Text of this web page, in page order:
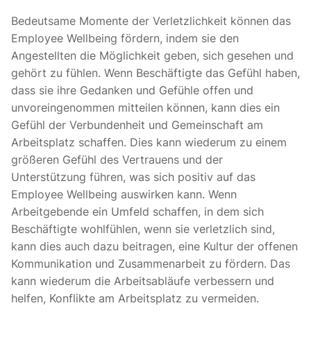
Bedeutsame Momente der Verletzlichkeit können das
Employee Wellbeing fördern, indem sie den
Angestellten die Möglichkeit geben, sich gesehen und
gehört zu fühlen. Wenn Beschäftigte das Gefühl haben,
dass sie ihre Gedanken und Gefühle offen und
unvoreingenommen mitteilen können, kann dies ein
Gefühl der Verbundenheit und Gemeinschaft am
Arbeitsplatz schaffen. Dies kann wiederum zu einem
größeren Gefühl des Vertrauens und der
Unterstützung führen, was sich positiv auf das
Employee Wellbeing auswirken kann. Wenn
Arbeitgebende ein Umfeld schaffen, in dem sich
Beschäftigte wohlfühlen, wenn sie verletzlich sind,
kann dies auch dazu beitragen, eine Kultur der offenen
Kommunikation und Zusammenarbeit zu fördern. Das
kann wiederum die Arbeitsabläufe verbessern und
helfen, Konflikte am Arbeitsplatz zu vermeiden.